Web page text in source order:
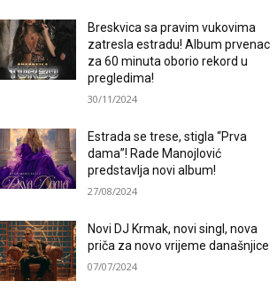
Breskvica sa pravim vukovima
zatresla estradu! Album prvenac
za 60 minuta oborio rekord u
pregledima!
30/11/2024
Estrada se trese, stigla “Prva
dama”! Rade Manojlović
predstavlja novi album!
27/08/2024
Novi DJ Krmak, novi singl, nova
priča za novo vrijeme današnjice
07/07/2024